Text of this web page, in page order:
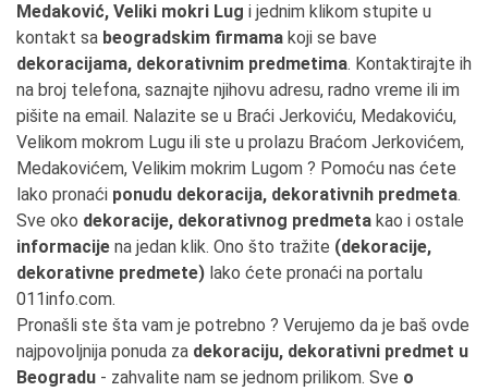
Medaković, Veliki mokri Lug i jednim klikom stupite u
kontakt sa beogradskim firmama koji se bave
dekoracijama, dekorativnim predmetima. Kontaktirajte ih
na broj telefona, saznajte njihovu adresu, radno vreme ili im
pišite na email. Nalazite se u Braći Jerkoviću, Medakoviću,
Velikom mokrom Lugu ili ste u prolazu Braćom Jerkovićem,
Medakovićem, Velikim mokrim Lugom ? Pomoću nas ćete
lako pronaći ponudu dekoracija, dekorativnih predmeta.
Sve oko dekoracije, dekorativnog predmeta kao i ostale
informacije na jedan klik. Ono što tražite (dekoracije,
dekorativne predmete) lako ćete pronaći na portalu
011info.com.
Pronašli ste šta vam je potrebno ? Verujemo da je baš ovde
najpovoljnija ponuda za dekoraciju, dekorativni predmet u
Beogradu - zahvalite nam se jednom prilikom. Sve o